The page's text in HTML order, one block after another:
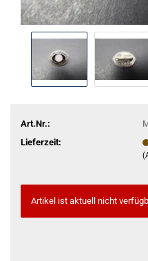
Art.Nr.:
Lieferzeit:
Artikel ist aktuell nicht